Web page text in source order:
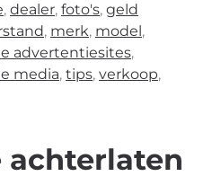
, dealer, foto's, geld
, merk, model,
advertentiesites,
media, tips, verkoop,
achterlaten